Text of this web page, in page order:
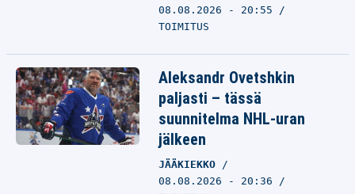
08.08.2026 - 20:55
TOIMITUS
Aleksandr Ovetshkin
paljasti – tässä
suunnitelma NHL-uran
jälkeen
JÄÄKIEKKO
08.08.2026 - 20:36